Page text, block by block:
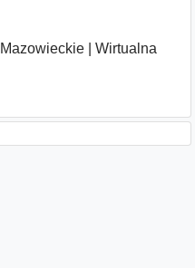
Wirtualna